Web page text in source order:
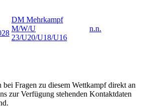
DM Mehrkampf
M/W/U
23/U20/U18/U16
n.n.
Fragen zu diesem Wettkampf direkt an
zur Verfügung stehenden Kontaktdaten